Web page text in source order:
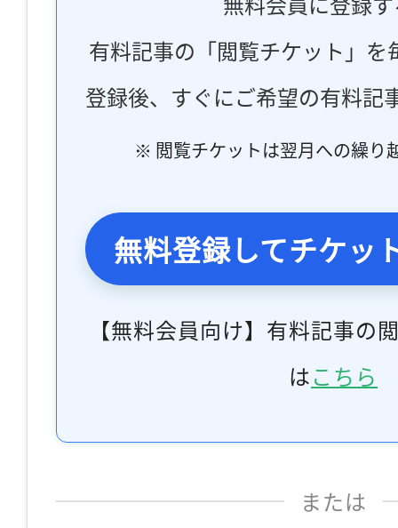
有料記事の「閲覧チケット」
登録後、すぐにご希望の有料記
※ 閲覧チケットは翌月への繰り
無料登録してチケッ
【無料会員向け】有料記事の
はこちら
または